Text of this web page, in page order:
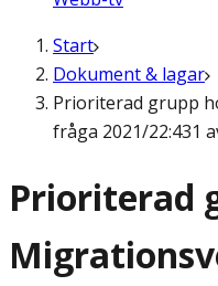
Start
Dokument & lagar
Prioriterad grupp
fråga 2021/22:431
Prioriterad